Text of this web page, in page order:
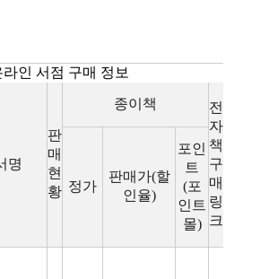
라인 서점 구매 정보
명
판
매
현
황
종이책
전
자
책
구
매
링
크
정가
판매가(할
인율)
포인
트
(포
인트
몰)